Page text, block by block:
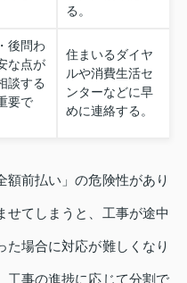
る。
後問わ
な点が
談する
要で
住まいるダイヤ
ルや消費生活セ
ンターなどに早
めに連絡する。
額前払い」の危険性があり
せてしまうと、工事が途中
た場合に対応が難しくなり
工事の進捗に応じて分割で